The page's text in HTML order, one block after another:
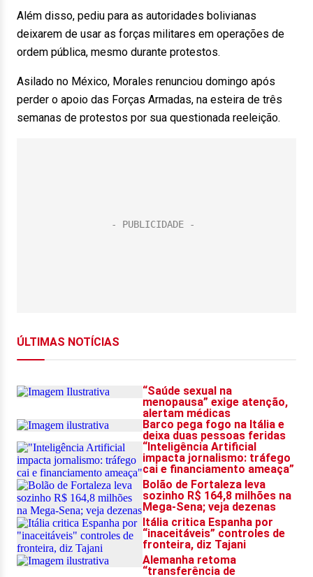
Além disso, pediu para as autoridades bolivianas
deixarem de usar as forças militares em operações de
ordem pública, mesmo durante protestos.
Asilado no México, Morales renunciou domingo após
perder o apoio das Forças Armadas, na esteira de três
semanas de protestos por sua questionada reeleição.